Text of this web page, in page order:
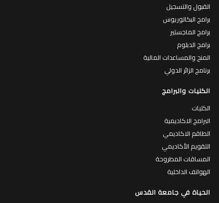
القبول والتسجيل
برامج البكالوريوس
برامج الماجستير
برامج الدبلوم
المنح والمساعدات المالية
برنامج الزائر الدولي
الكليات والبرامج
الكليات
البرامج الاكاديمية
الطاقم الاكاديمي
التقويم الأكاديمي
المساقات المطروحة
الهواتف الداخلية
الحياة في جامعة القدس